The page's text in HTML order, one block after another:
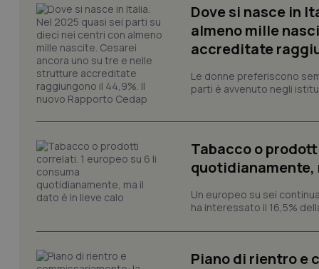
Dove si nasce in
almeno mille
accreditate
Le donne preferiscono
parti è avvenuto negli
Tabacco o
quotidianamente,
Un europeo su sei
ha interessato il 16,5%
Piano di rientro e
Nome
_ga_0VMQEQKQ1N
Nome
ROLLOUT_TOKEN
tracking-sites-